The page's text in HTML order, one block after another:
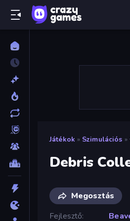
Játékok » Szimulációs »
Debris
Megosztás
Fejlesztő